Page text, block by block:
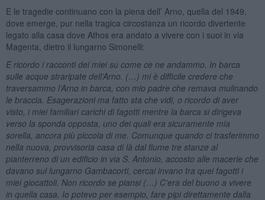
E le tragedie continuano con la piena dell’ Arno, quella del 1949,
dove emerge, pur nella tragica circostanza un ricordo divertente
legato alla casa dove Athos era andato a vivere con i suoi in via
Magenta, dietro il lungarno Simonelli:
E ricordo i racconti dei miei su come ce ne andammo. In barca
sulle acque straripate dell’Arno. (…) mi è difficile credere che
traversammo l’Arno in barca, con mio padre che remava mulinando
le braccia. Esagerazioni ma fatto sta che vidi, o ricordo di aver
visto, i miei familiari carichi di fagotti mentre la barca si dirigeva
verso la sponda opposta, uno dei quali era sicuramente mia
sorella, ancora più piccola di me. Comunque quando ci trasferimmo
nella nuova, provvisoria casa di là dal fiume tre stanze al
pianterreno di un edificio in via S. Antonio, accosto alle macerie che
davano sul lungarno Gambacorti, cercai invano tra quei fagotti i
miei giocattoli. Non ricordo se piansi (…) C’era del buono a vivere
in quella casa. Io potevo per esempio, fare pipi direttamente dalla